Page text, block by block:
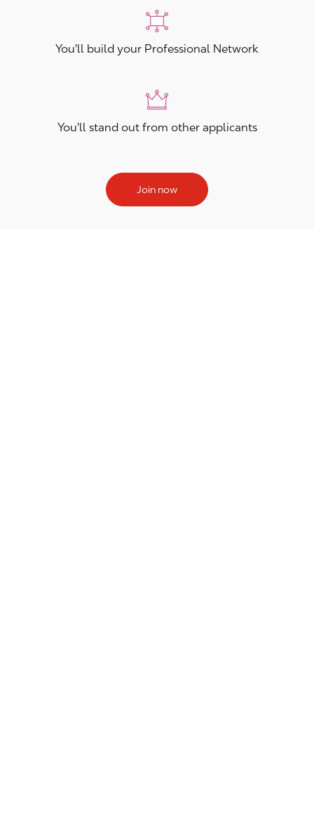
You'll build your Professional Network
You'll stand out from other applicants
Join now